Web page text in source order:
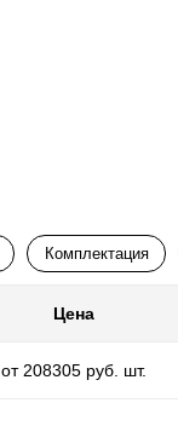
Комплектация
Цена
от 208305 руб. шт.